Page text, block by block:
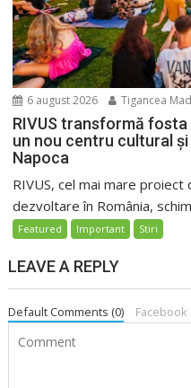
6 august 2026 Tigancea
RIVUS transformă
un nou centru cultural
Napoca
RIVUS, cel mai mare
dezvoltare în România,
Featured Important Stiri
LEAVE A REPLY
Default Comments (0)